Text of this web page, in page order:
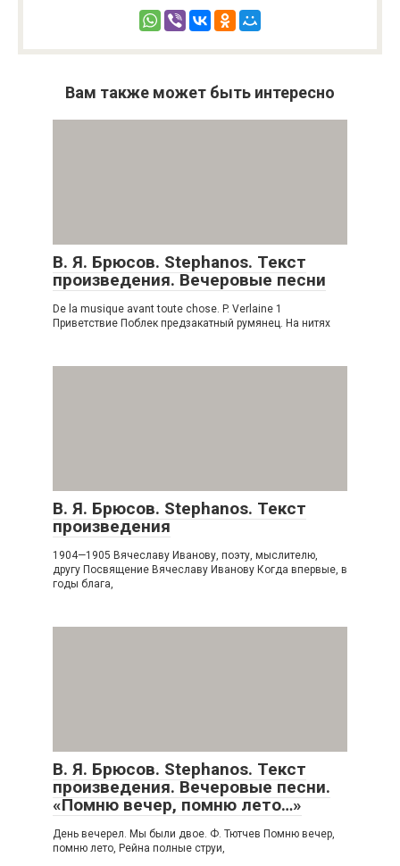
Вам также может быть интересно
В. Я. Брюсов. Stephanos. Текст
произведения. Вечеровые песни
De la musique avant toute chose. P. Verlaine 1
Приветствие Поблек предзакатный румянец. На нитях
В. Я. Брюсов. Stephanos. Текст
произведения
1904—1905 Вячеславу Иванову, поэту, мыслителю,
другу Посвящение Вячеславу Иванову Когда впервые, в
годы блага,
В. Я. Брюсов. Stephanos. Текст
произведения. Вечеровые песни.
«Помню вечер, помню лето…»
День вечерел. Мы были двое. Ф. Тютчев Помню вечер,
помню лето, Рейна полные струи,